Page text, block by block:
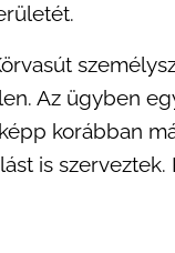
Az ügyben
korábban
is